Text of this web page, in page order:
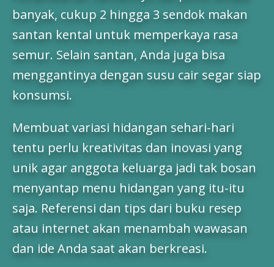
banyak, cukup 2 hingga 3 sendok makan
santan kental untuk memperkaya rasa
semur. Selain santan, Anda juga bisa
menggantinya dengan susu cair segar siap
konsumsi.
Membuat variasi hidangan sehari-hari
tentu perlu kreativitas dan inovasi yang
unik agar anggota keluarga jadi tak bosan
menyantap menu hidangan yang itu-itu
saja. Referensi dan tips dari buku resep
atau internet akan menambah wawasan
dan ide Anda saat akan berkreasi.